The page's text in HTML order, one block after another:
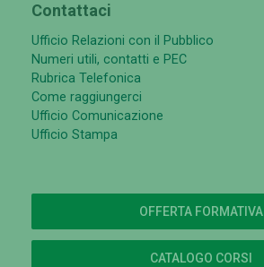
Contattaci
Ufficio Relazioni con il Pubblico
Numeri utili, contatti e PEC
Rubrica Telefonica
Come raggiungerci
Ufficio Comunicazione
Ufficio Stampa
OFFERTA FORMATIVA
CATALOGO CORSI